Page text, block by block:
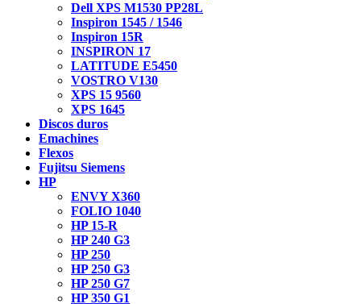
Dell XPS M1530 PP28L
Inspiron 1545 / 1546
Inspiron 15R
INSPIRON 17
LATITUDE E5450
VOSTRO V130
XPS 15 9560
XPS 1645
Discos duros
Emachines
Flexos
Fujitsu Siemens
HP
ENVY X360
FOLIO 1040
HP 15-R
HP 240 G3
HP 250
HP 250 G3
HP 250 G7
HP 350 G1